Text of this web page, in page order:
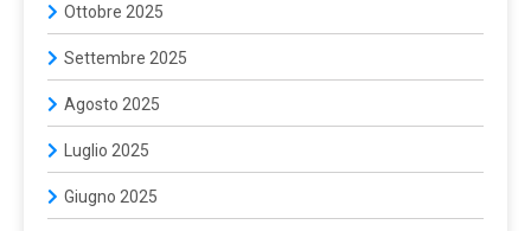
Ottobre 2025
Settembre 2025
Agosto 2025
Luglio 2025
Giugno 2025